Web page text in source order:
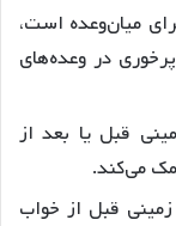
میان‌وعده است،
در وعده‌های
قبل یا بعد از
می‌کند.
قبل از خواب